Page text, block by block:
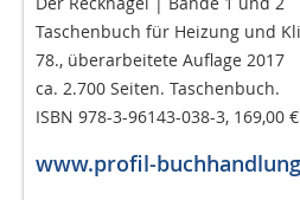
Taschenbuch für Heizung und
78., überarbeitete Auflage 2017
ca. 2.700 Seiten. Taschenbuch.
ISBN 978-3-96143-038-3, 169,00 €
www.profil-